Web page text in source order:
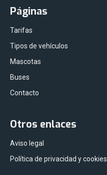
Páginas
Tarifas
Tipos de vehículos
Mascotas
Buses
Contacto
Otros enlaces
Aviso legal
Política de privacidad y cookies